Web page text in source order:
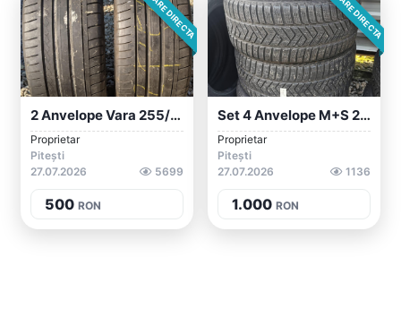
2 Anvelope Vara 255/40/19 Goodyear
Proprietar
Pitești
27.07.2026
5699
500 RON
Set 4 Anvelope M+S 245/40/18 Pirelli
Proprietar
Pitești
27.07.2026
1136
1.000 RON